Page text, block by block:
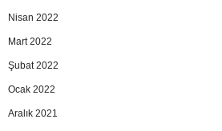
Nisan 2022
Mart 2022
Şubat 2022
Ocak 2022
Aralık 2021